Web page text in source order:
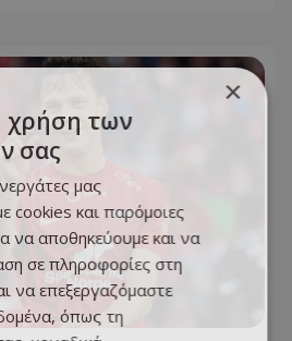
×
χρήση των
σας
μας
cookies και παρόμοιες
να αποθηκεύουμε και να
σε πληροφορίες στη
να επεξεργαζόμαστε
όπως τη